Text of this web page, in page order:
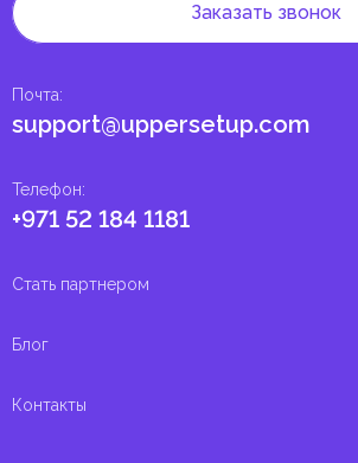
Телефон:
+971 52 184 1181
Почта:
support@uppersetup.com
Заказать звонок
Стать партнером
Блог
Контакты